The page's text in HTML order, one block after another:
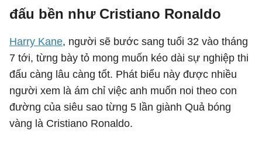
đấu bền như Cristiano Ronaldo
Harry Kane, người sẽ bước sang tuổi 32 vào tháng
7 tới, từng bày tỏ mong muốn kéo dài sự nghiệp thi
đấu càng lâu càng tốt. Phát biểu này được nhiều
người xem là ám chỉ việc anh muốn noi theo con
đường của siêu sao từng 5 lần giành Quả bóng
vàng là Cristiano Ronaldo.